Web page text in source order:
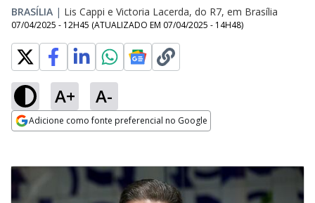
BRASÍLIA | Lis Cappi e Victoria Lacerda, do R7, em Brasília
07/04/2025 - 12H45 (ATUALIZADO EM 07/04/2025 - 14H48)
A+ A-
Adicione como fonte preferencial no Google